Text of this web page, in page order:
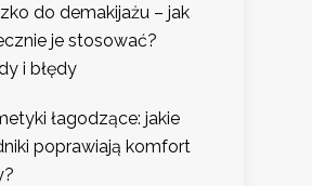
do demakijażu – jak
je stosować?
i błędy
łagodzące: jakie
poprawiają komfort